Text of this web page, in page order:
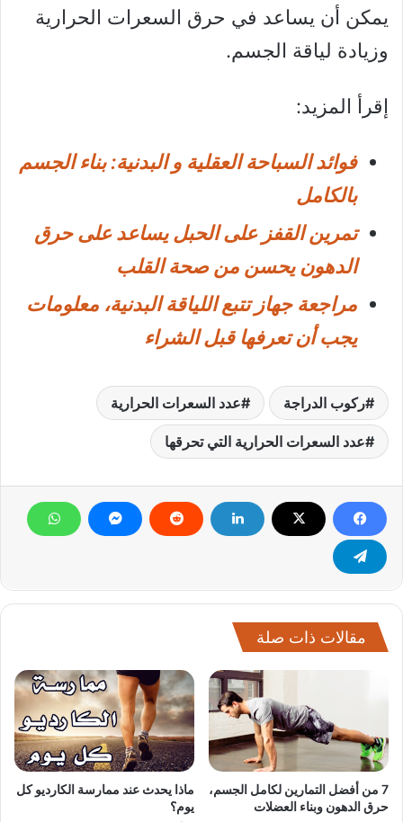
يمكن أن يساعد في حرق السعرات الحرارية
وزيادة لياقة الجسم.
إقرأ المزيد:
فوائد السباحة العقلية و البدنية: بناء الجسم
بالكامل
تمرين القفز على الحبل يساعد على حرق
الدهون يحسن من صحة القلب
مراجعة جهاز تتبع اللياقة البدنية، معلومات
يجب أن تعرفها قبل الشراء
ركوب الدراجة عدد السعرات الحرارية
عدد السعرات الحرارية التي تحرقها
مقالات ذات صلة
7 من أفضل التمارين لكامل الجسم،
حرق الدهون وبناء العضلات
ماذا يحدث عند ممارسة الكارديو كل
يوم؟